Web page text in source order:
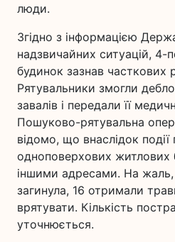
люди.
Згідно з інформацією
надзвичайних ситуацій,
будинок зазнав часткових
Рятувальники змогли
завалів і передали її
Пошуково-рятувальна
відомо, що внаслідок
одноповерхових житлових
іншими адресами. На
загинула, 16 отримали
врятувати. Кількість
уточнюється.